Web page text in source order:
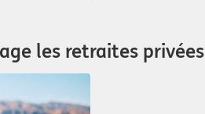
les retraites privées